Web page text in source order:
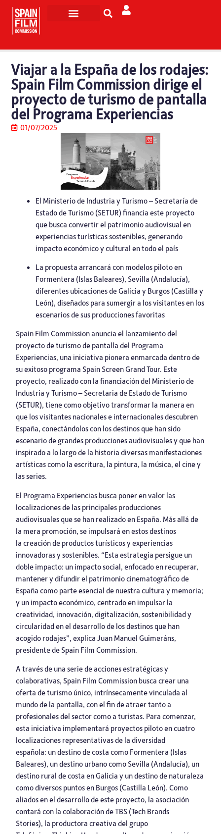
Viajar a la España de los rodajes:
Spain Film Commission dirige el
proyecto de turismo de pantalla
del Programa Experiencias
01/07/2025
El Ministerio de Industria y Turismo – Secretaría de
Estado de Turismo (SETUR) financia este proyecto
que busca convertir el patrimonio audiovisual en
experiencias turísticas sostenibles, generando
impacto económico y cultural en todo el país
La propuesta arrancará con modelos piloto en
Formentera (Islas Baleares), Sevilla (Andalucía),
diferentes ubicaciones de Galicia y Burgos (Castilla y
León), diseñados para sumergir a los visitantes en los
escenarios de sus producciones favoritas
Spain Film Commissionanuncia el lanzamiento del
proyecto de turismo de pantalla del Programa
Experiencias, una iniciativa pionera enmarcada dentro de
su exitoso programa Spain Screen Grand Tour. Este
proyecto, realizado con la financiación del Ministerio de
Industria y Turismo – Secretaria de Estado de Turismo
(SETUR), tiene como objetivo transformar la manera en
que los visitantes nacionales e internacionales descubren
España, conectándolos con los destinos que han sido
escenario de grandes producciones audiovisuales y que han
inspirado a lo largo de la historia diversas manifestaciones
artísticas como la escritura, la pintura, la música, el cine y
las series.
El Programa Experiencias busca poner en valor las
localizaciones de las principales producciones
audiovisuales que se han realizado en España. Más allá de
la mera promoción, se impulsará en estos destinos
la creación de productos turísticos y experiencias
innovadoras y sostenibles. “Esta estrategia persigue un
doble impacto: un impacto social, enfocado en recuperar,
mantener y difundir el patrimonio cinematográfico de
España como parte esencial de nuestra cultura y memoria;
y un impacto económico, centrado en impulsar la
creatividad, innovación, digitalización, sostenibilidad y
circularidad en el desarrollo de los destinos que han
acogido rodajes”, explica Juan Manuel Guimeráns,
presidente de Spain Film Commission.
A través de una serie de acciones estratégicas y
colaborativas, Spain Film Commission busca crear una
oferta de turismo único, intrínsecamente vinculada al
mundo de la pantalla, con el fin de atraer tanto a
profesionales del sector como a turistas. Para comenzar,
esta iniciativa implementará proyectos piloto en cuatro
localizaciones representativas de la diversidad
española: un destino de costa como Formentera (Islas
Baleares), un destino urbano como Sevilla (Andalucía), un
destino rural de costa en Galicia y un destino de naturaleza
como diversos puntos en Burgos (Castilla León). Como
aliados en el desarrollo de este proyecto, la asociación
contará con la colaboración deTBS (Tech Brands
Stories), la productora creativa del grupo